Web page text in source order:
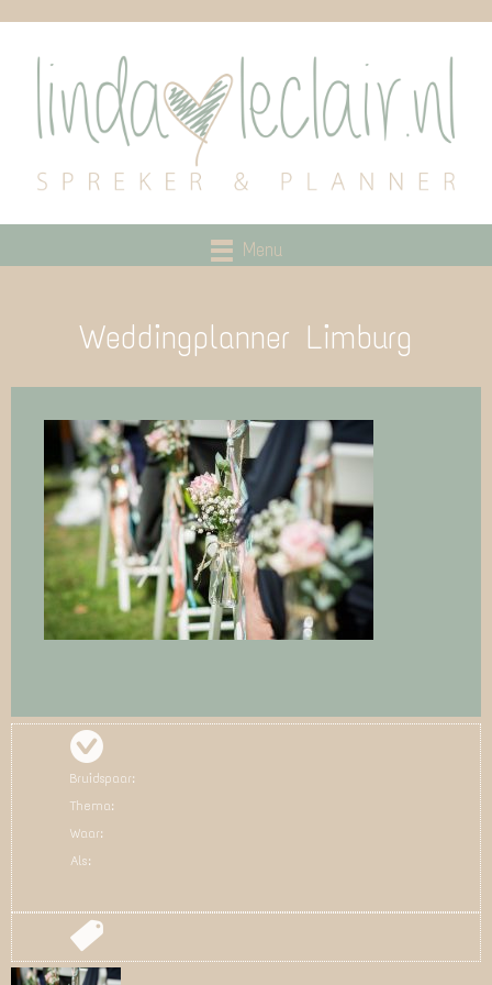
Menu
Weddingplanner Limburg
Bruidspaar:
Thema:
Waar:
Als: